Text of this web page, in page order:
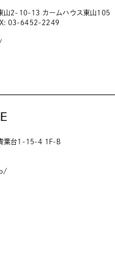
山2-10-13 カームハウス東山105
03-6452-2249
葉台1-15-4 1F-B